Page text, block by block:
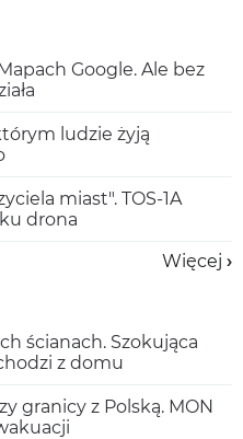
Google. Ale bez
ludzie żyją
miast". TOS-1A
drona
Więcej
ścianach. Szokująca
z domu
granicy z Polską. MON